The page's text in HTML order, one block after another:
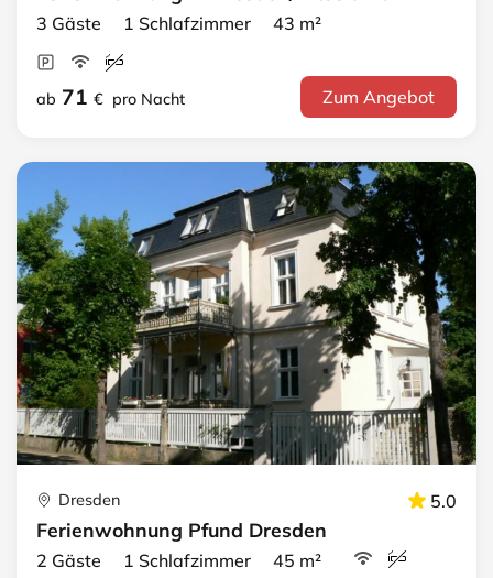
3 Gäste 1 Schlafzimmer 43 m²
ab 71 € pro Nacht Zum Angebot
Dresden 5.0
Ferienwohnung Pfund Dresden
2 Gäste 1 Schlafzimmer 45 m²